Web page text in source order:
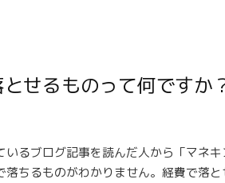
せるものって何ですか
るブログ記事を読んだ人から「マネ
ちるものがわかりません。経費で落と